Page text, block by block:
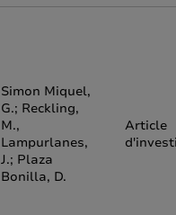
Simon Miquel,
G.; Reckling,
M.,
Lampurlanes,
J.; Plaza
Bonilla, D.
Article